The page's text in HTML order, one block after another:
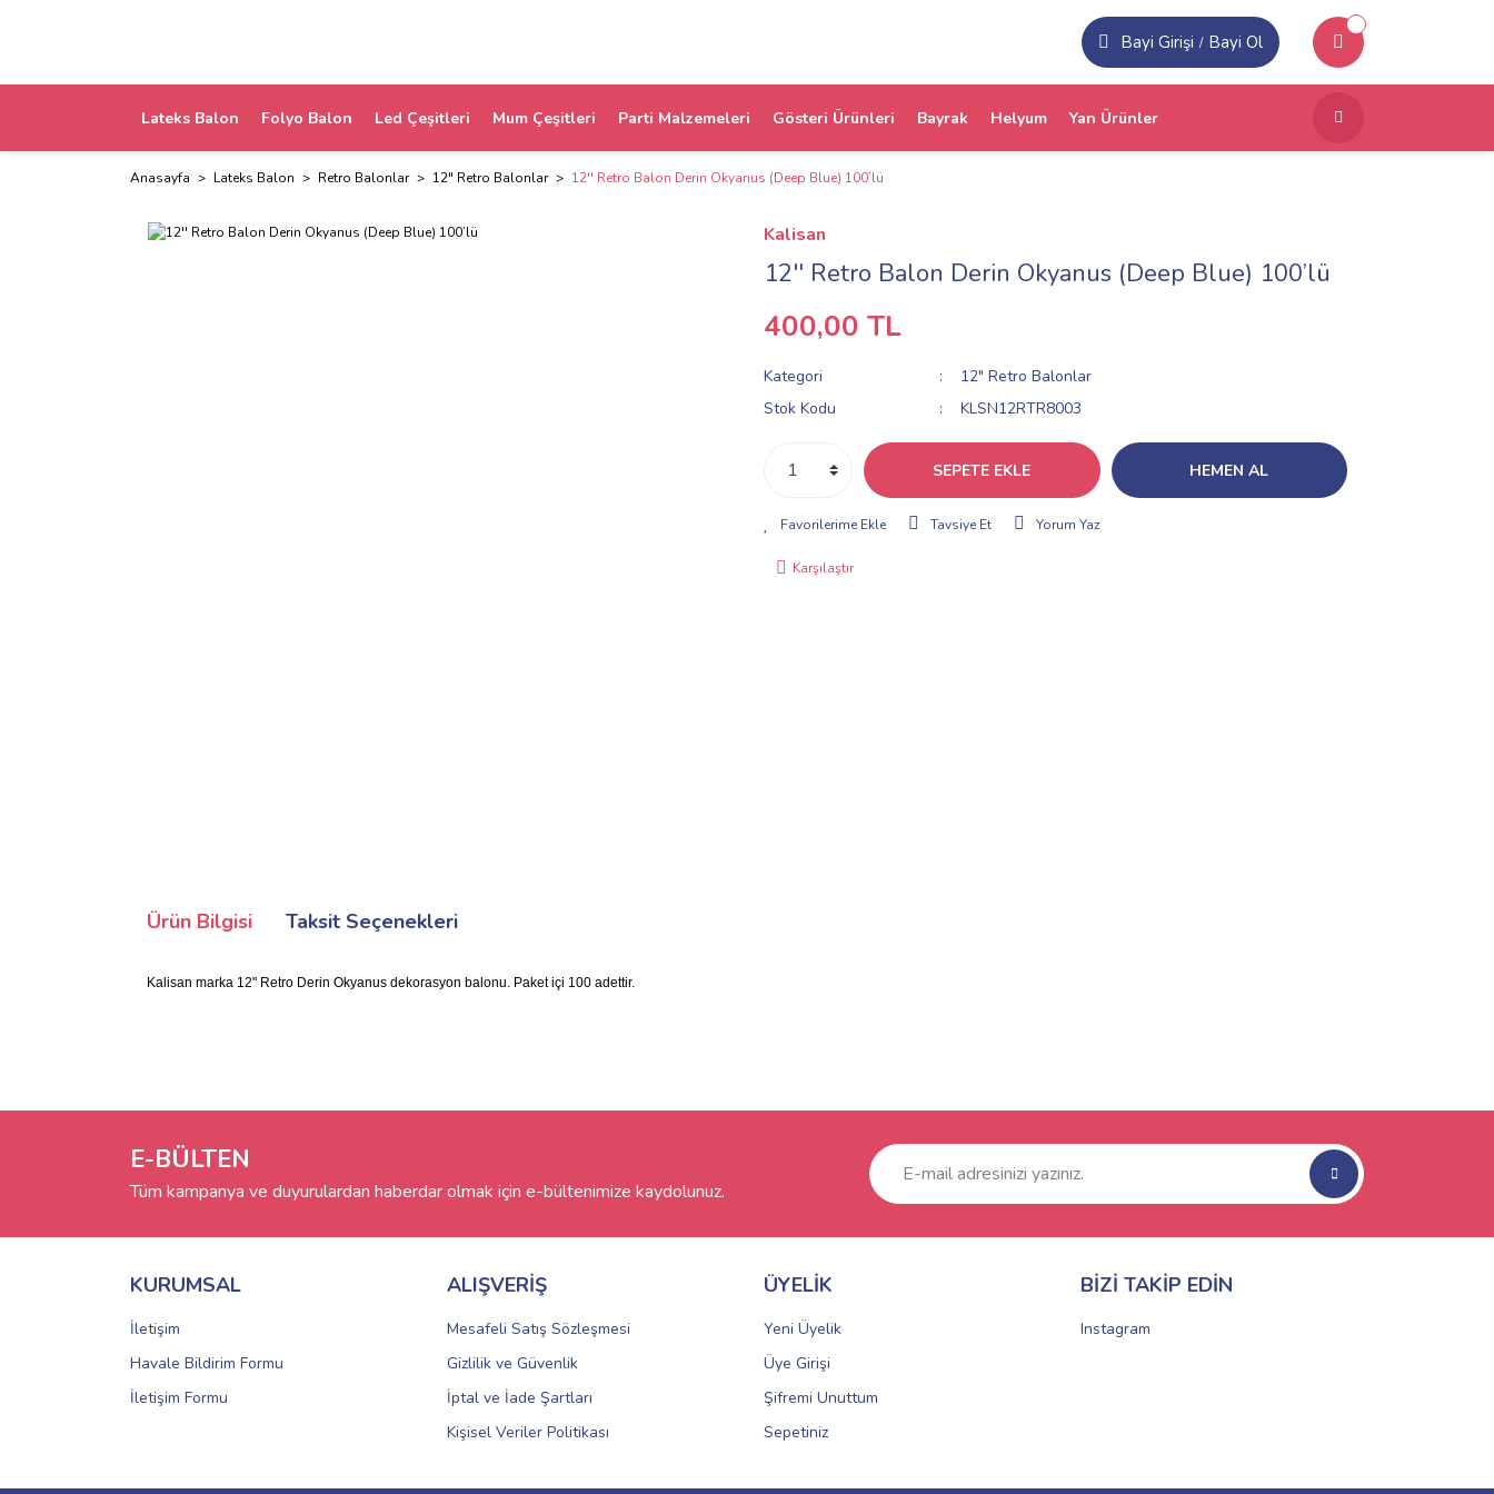
Bayi Girişi / Bayi Ol
Lateks Balon Folyo Balon Led Çeşitleri Mum Çeşitleri Parti Malzemeleri Gösteri Ürünleri Bayrak Helyum Yan Ürünler
Anasayfa Lateks Balon Retro Balonlar 12" Retro Balonlar 12'' Retro Balon Derin Okyanus (Deep Blue) 100’lü
Kalisan
12'' Retro Balon Derin Okyanus (Deep Blue) 100’lü
400,00 TL
Kategori
12" Retro Balonlar
Stok Kodu
KLSN12RTR8003
SEPETE EKLE HEMEN AL
Tavsiye Et Yorum Yaz
Karşılaştır
Ürün Bilgisi Taksit Seçenekleri
Kalisan marka 12" Retro Derin Okyanus dekorasyon balonu. Paket içi 100 adettir.
E-BÜLTEN
Tüm kampanya ve duyurulardan haberdar olmak için e-bültenimize kaydolunuz.
KURUMSAL
İletişim
Havale Bildirim Formu
İletişim Formu
ALIŞVERİŞ
Mesafeli Satış Sözleşmesi
Gizlilik ve Güvenlik
İptal ve İade Şartları
Kişisel Veriler Politikası
ÜYELİK
Yeni Üyelik
Üye Girişi
Şifremi Unuttum
Sepetiniz
BİZİ TAKİP EDİN
Instagram